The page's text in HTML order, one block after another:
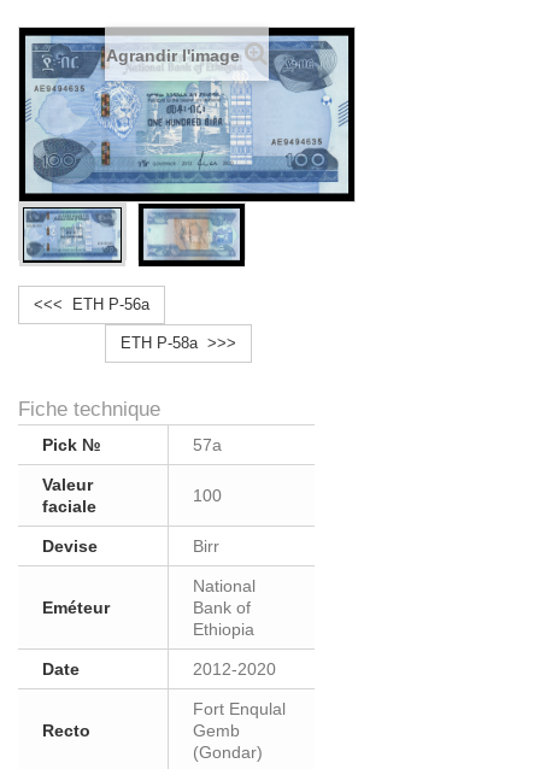
Agrandir l'image
<<< ETH P-56a
ETH P-58a >>>
Fiche technique
Pick № 57a
Valeur
faciale
100
Devise Birr
Eméteur
National
Bank of
Ethiopia
Date 2012-2020
Recto
Fort Enqulal
Gemb
(Gondar)